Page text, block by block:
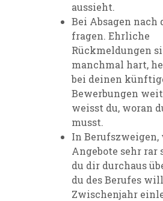
aussieht.
Bei Absagen nach
fragen. Ehrliche
Rückmeldungen
manchmal hart,
bei deinen
Bewerbungen
weisst du, woran
musst.
In Berufszweigen,
Angebote sehr rar
du dir durchaus
du des Berufes
Zwischenjahr